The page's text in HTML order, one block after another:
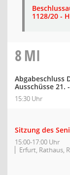
1128/20 -
8MI
Abgabeschluss
Ausschüsse 21.
15:30 Uhr
Sitzung des
15:00-17:00 Uhr
Erfurt, Rathaus,